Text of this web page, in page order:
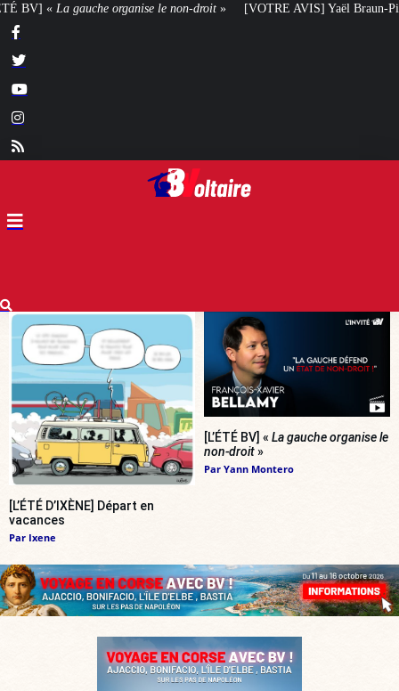
droit» [VOTRE AVIS] Yaël Braun-Pivet doit-elle renoncer à son projet
[L’ÉTÉ D’IXÈNE] Départ en
vacances
Par Ixene
[L’ÉTÉ BV] « La gauche organise le
non-droit»
Par Yann Montero